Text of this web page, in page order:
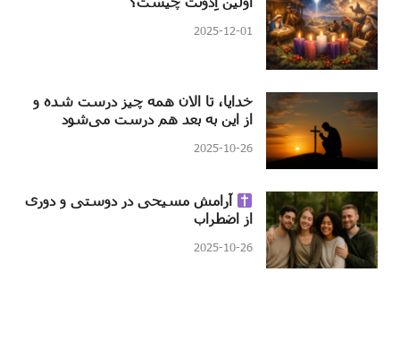
2025-12-01
خدایا، تا الان همه چیز درست شده و
از این به بعد هم درست می‌شود
2025-10-26
آرامش مسیحی در دوستی و دوری
از اضطراب
2025-10-26